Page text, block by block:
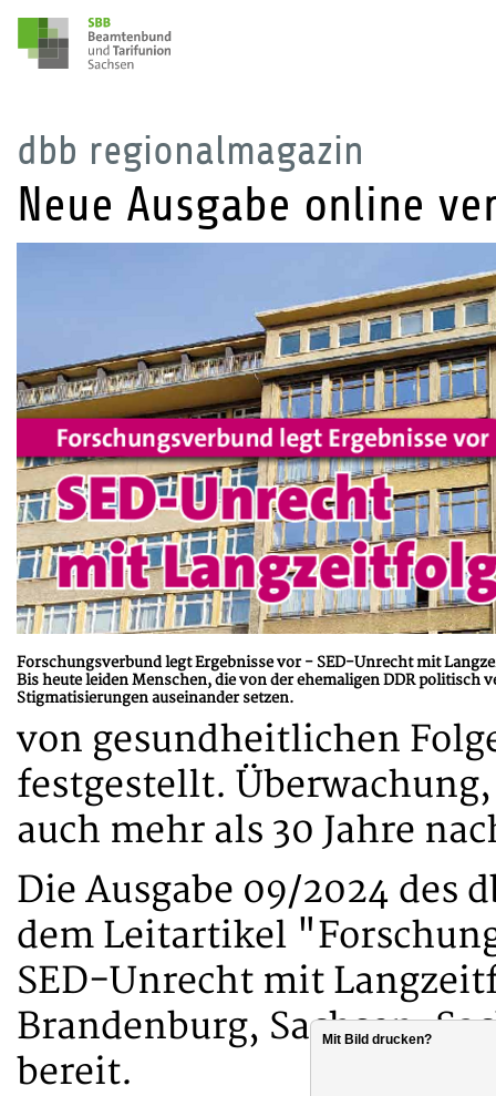
dbb regionalmagazin
Neue Ausgabe online
Forschungsverbund legt Ergebnisse vor - SED-Unrecht mit
Bis heute leiden Menschen, die von der ehemaligen DDR
Stigmatisierungen auseinander setzen.
von gesundheitlichen
festgestellt.
auch mehr als 30 Jahre
Die Ausgabe 09/2024 des
dem Leitartikel
SED-Unrecht mit
Brandenburg, Sachsen,
bereit.
Mit Bild drucken?